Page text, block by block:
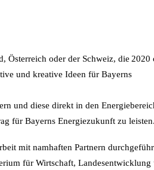
Österreich oder der Schweiz, die 2020
und kreative Ideen für Bayerns
und diese direkt in den
für Bayerns Energiezukunft zu
mit namhaften Partnern
für Wirtschaft, Landesentwicklung